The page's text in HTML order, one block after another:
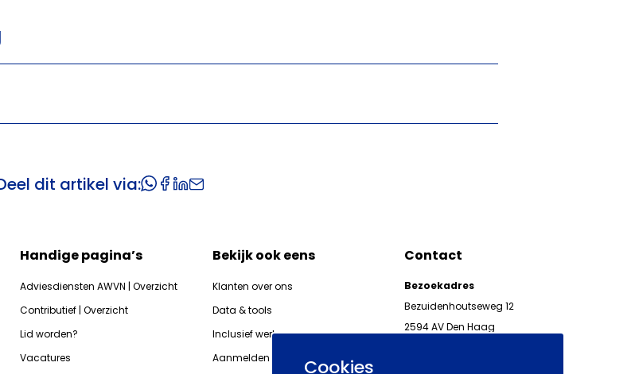
Cookies
dit artikel via:
Handige pagina’s
Adviesdiensten AWVN | Overzicht
Contributief | Overzicht
Lid worden?
Vacatures
Bekijk ook eens
Klanten over ons
Data & tools
Inclusief werkgeven
Aanmelden nieuwsbrieven AWVN
Contact
Bezoekadres
Bezuidenhoutseweg 12
2594 AV Den Haag